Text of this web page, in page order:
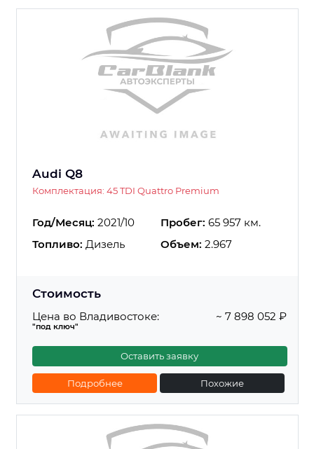
Audi Q8
Комплектация: 45 TDI Quattro Premium
Год/Месяц: 2021/10 Пробег: 65 957 км.
Топливо: Дизель Объем: 2.967
Стоимость
Цена во Владивостоке:
"под ключ"
~ 7 898 052 ₽
Оставить заявку
Подробнее Похожие